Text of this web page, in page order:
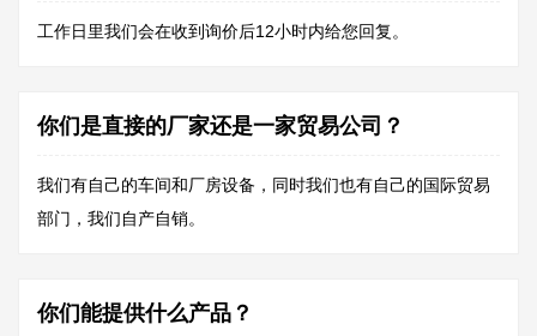
工作日里我们会在收到询价后12小时内给您回复。
你们是直接的厂家还是一家贸易公司？
我们有自己的车间和厂房设备，同时我们也有自己的国际贸易
部门，我们自产自销。
你们能提供什么产品？